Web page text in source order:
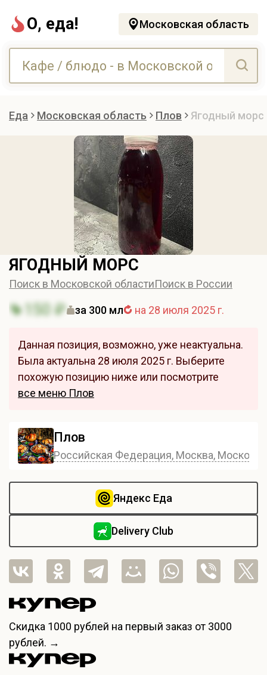
О, еда! Московская область
Еда Московская область Плов Ягодный морс
ЯГОДНЫЙ МОРС
Поиск в Московской областиПоиск в России
150 ₽ за 300 мл на 28 июля 2025 г.
Данная позиция, возможно, уже неактуальна.
Была актуальна 28 июля 2025 г. Выберите
похожую позицию ниже или посмотрите
все меню Плов
Плов
Российская Федерация, Москва,
Яндекс Еда
Delivery Club
Скидка 1000 рублей на первый заказ от 3000
рублей. →